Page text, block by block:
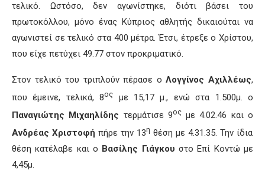
τελικό. Ωστόσο, δεν αγωνίστηκε, διότι βάσει του
πρωτοκόλλου, μόνο ένας Κύπριος αθλητής δικαιούται να
αγωνιστεί σε τελικό στα 400 μέτρα. Έτσι, έτρεξε ο Χρίστου,
που είχε πετύχει 49.77 στον προκριματικό.
Στον τελικό του τριπλούν πέρασε οΛογγίνος Αχιλλέως,
που έμεινε, τελικά, 8ος
με 15,17 μ., ενώ στα 1.500μ. ο
Παναγιώτης Μιχαηλίδης τερμάτισε 9οςμε 4.02.46 και ο
Ανδρέας Χριστοφή πήρε την 13η θέση με 4.31.35. Την ίδια
θέση κατέλαβε και ο Βασίλης Γιάγκου στο Επί Κοντώ με
4,45μ.